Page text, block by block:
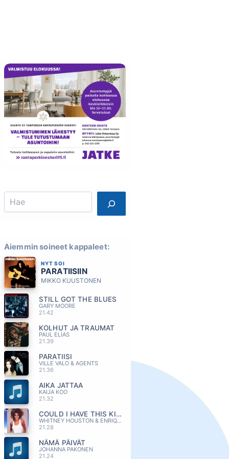
Search
Aiemmin soineet kappaleet:
NYT SOI
PARATIISIIN
MIKKO KUUSTONEN
STILL GOT THE BLUES
GARY MOORE
21.42
KOLHUT JA TRAUMAT
PAUL ELIAS
21.39
PARATIISI
VILLE VALO & AGENTS
21.36
AIKA JATTAA
KAIJA KOO
21.32
COULD I HAVE THIS KISS FOREVER
WHITNEY HOUSTON & ENRIQUE IGLESIAS
21.28
NÄMÄ PÄIVÄT
JOHANNA PAKONEN
21.24